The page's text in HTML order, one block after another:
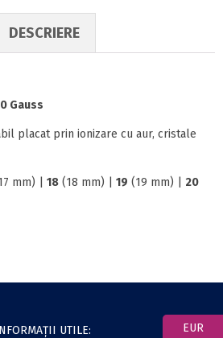
DESCRIERE
Gauss
placat prin ionizare cu aur, cristale
mm) | 18 (18 mm) | 19 (19 mm) | 20
UTILE:
EUR